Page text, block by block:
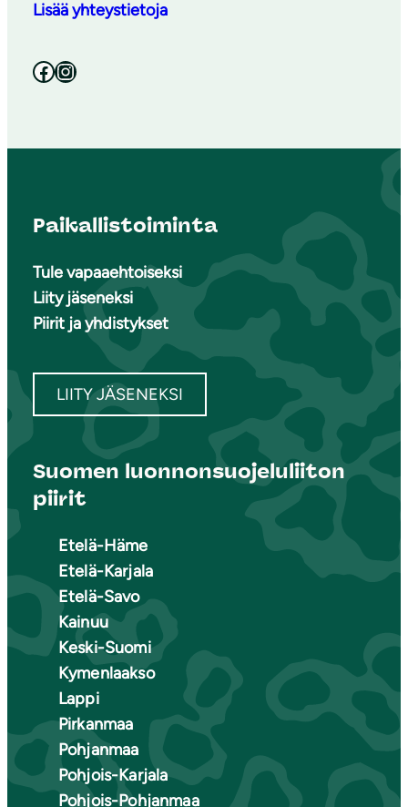
Lisää yhteystietoja
Facebook Instagram
Paikallistoiminta
Tule vapaaehtoiseksi
Liity jäseneksi
Piirit ja yhdistykset
LIITY JÄSENEKSI
Suomen luonnonsuojeluliiton
piirit
Etelä-Häme
Etelä-Karjala
Etelä-Savo
Kainuu
Keski-Suomi
Kymenlaakso
Lappi
Pirkanmaa
Pohjanmaa
Pohjois-Karjala
Pohjois-Pohjanmaa